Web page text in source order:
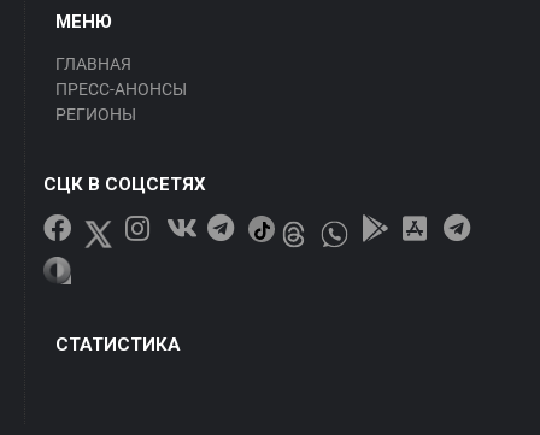
МЕНЮ
ГЛАВНАЯ
ПРЕСС-АНОНСЫ
РЕГИОНЫ
СЦК В СОЦСЕТЯХ
СТАТИСТИКА